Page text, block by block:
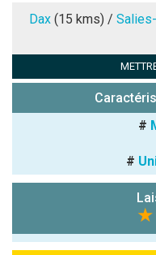
Note que vous
Antispam -
chiffres) :
:
Dax(15 kms) /
#
#